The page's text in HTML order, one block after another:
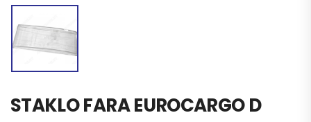
STAKLO FARA EUROCARGO D